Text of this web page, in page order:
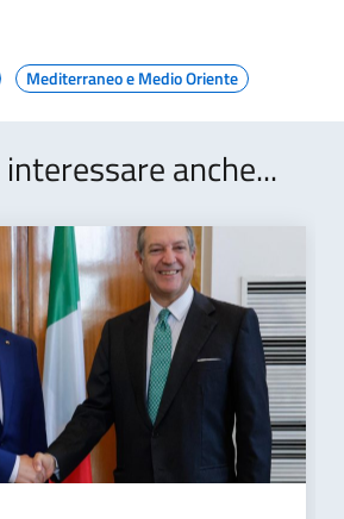
Mediterraneo e Medio Oriente
anche...